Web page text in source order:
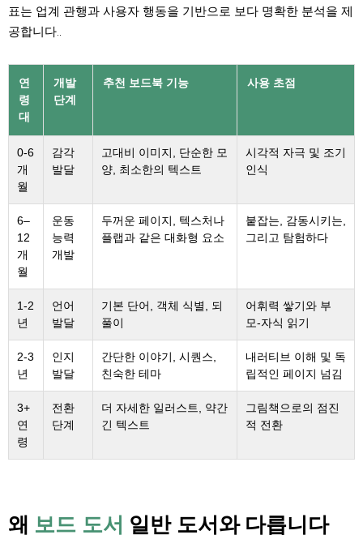
표는 업계 관행과 사용자 행동을 기반으로 보다 명확한 분석을 제
공합니다..
연
령
대
개발
단계
추천 보드북 기능 사용 초점
0-6
개
월
감각
발달
고대비 이미지, 단순한 모
양, 최소한의 텍스트
시각적 자극 및 조기
인식
6–
12
개
월
운동
능력
개발
두꺼운 페이지, 텍스처나
플랩과 같은 대화형 요소
붙잡는, 감동시키는,
그리고 탐험하다
1-2
년
언어
발달
기본 단어, 객체 식별, 되
풀이
어휘력 쌓기와 부
모-자식 읽기
2-3
년
인지
발달
간단한 이야기, 시퀀스,
친숙한 테마
내러티브 이해 및 독
립적인 페이지 넘김
3+
연
령
전환
단계
더 자세한 일러스트, 약간
긴 텍스트
그림책으로의 점진
적 전환
왜 보드 도서 일반 도서와 다릅니다